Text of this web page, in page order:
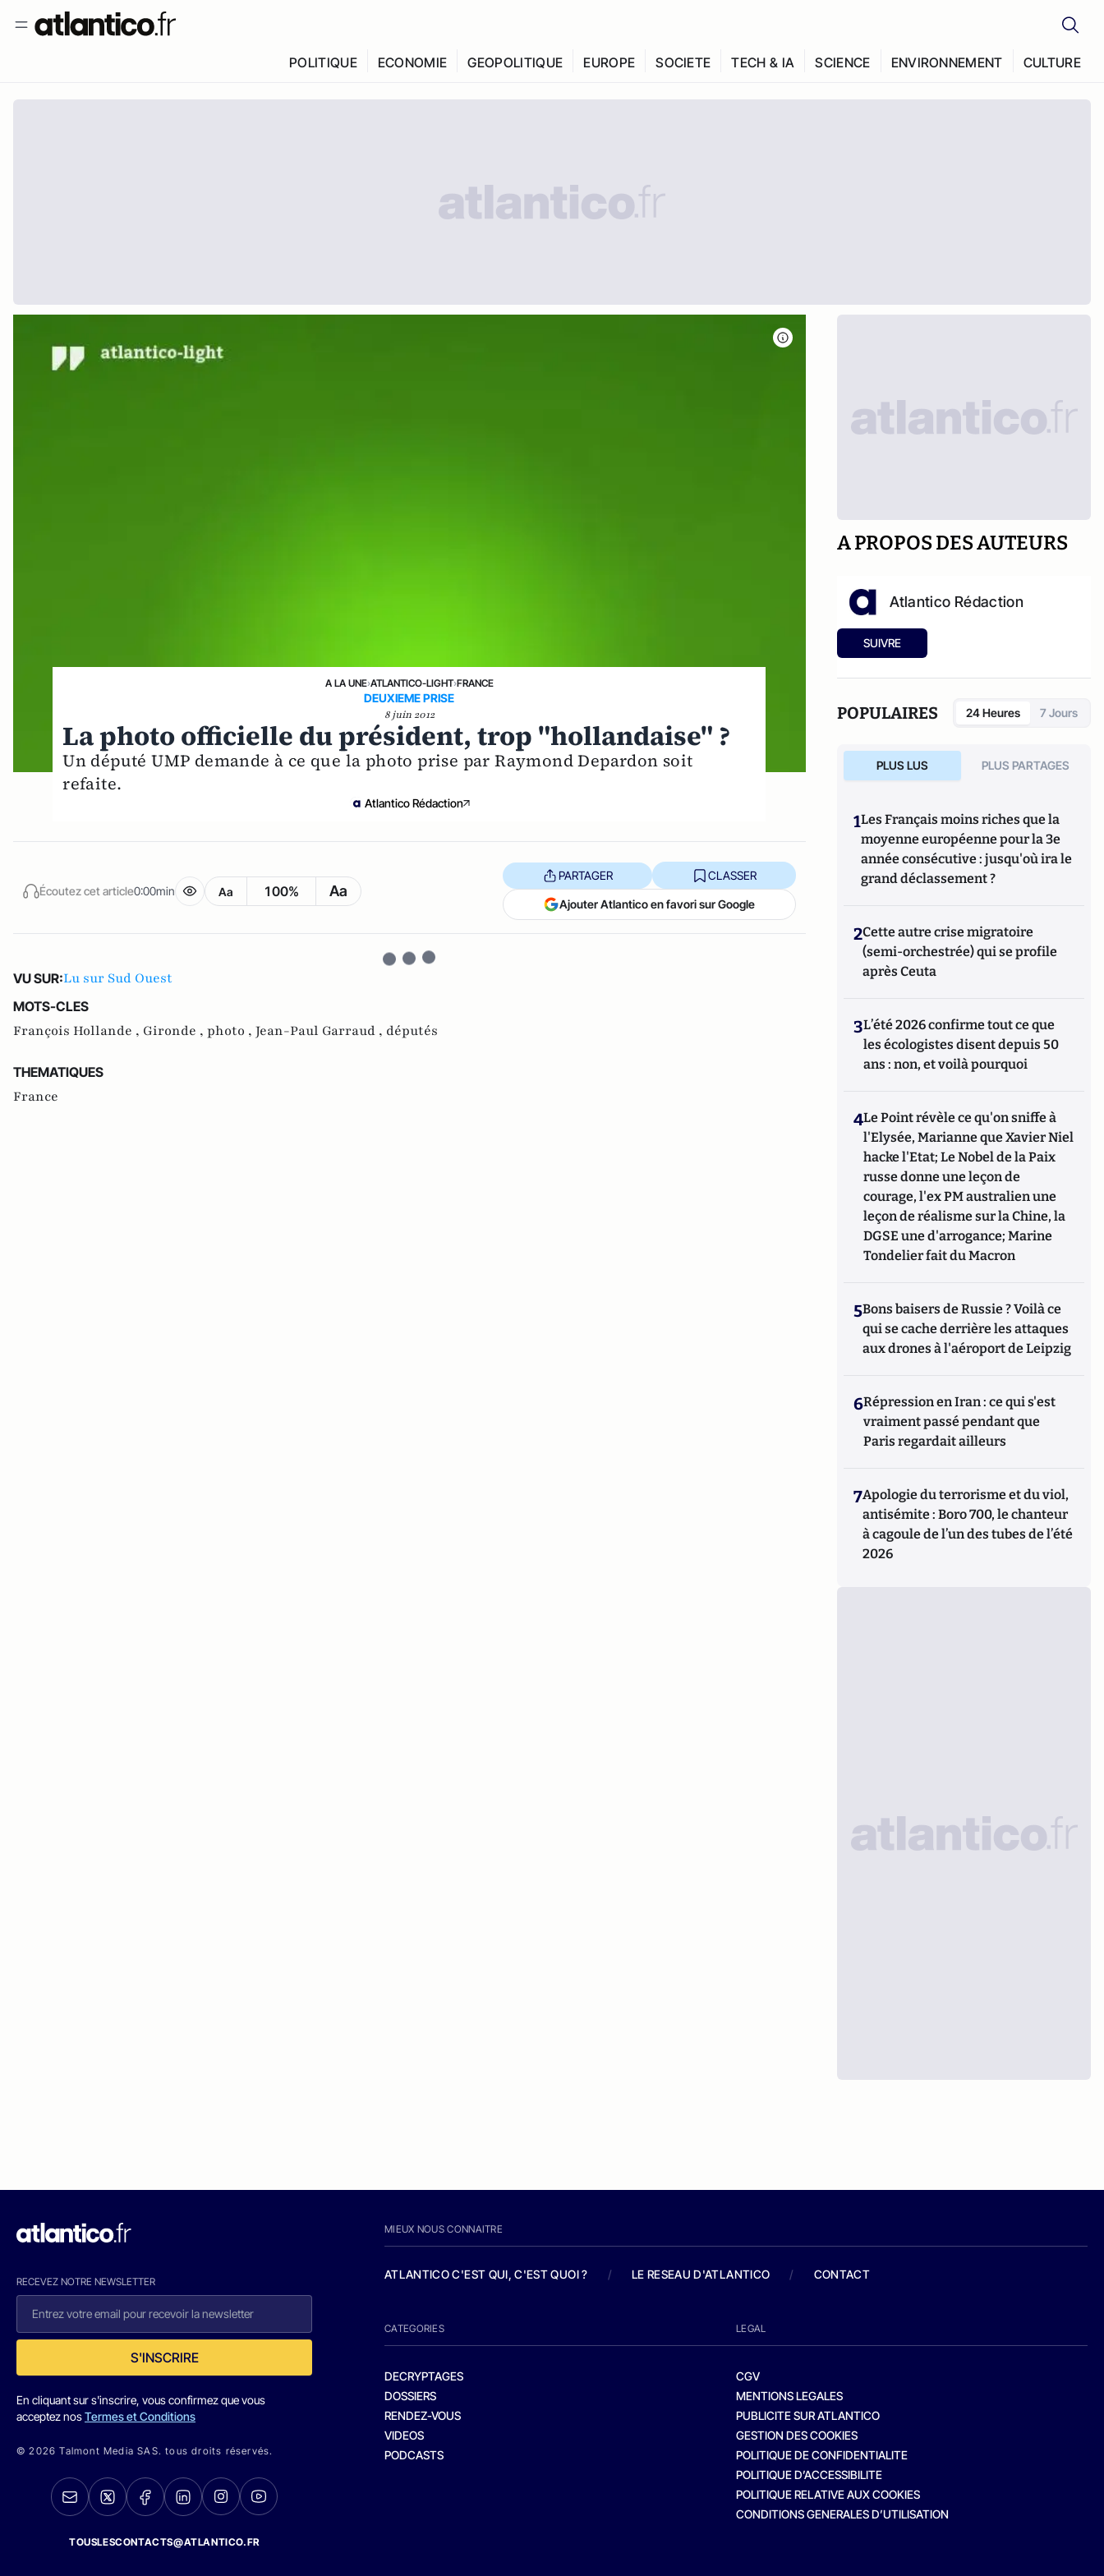
POLITIQUE ECONOMIE GEOPOLITIQUE EUROPE SOCIETE TECH & IA SCIENCE ENVIRONNEMENT CULTURE
A LA UNE›ATLANTICO-LIGHT›FRANCE
DEUXIEME PRISE
8 juin 2012
La photo officielle du président, trop "hollandaise" ?
Un député UMP demande à ce que la photo prise par Raymond Depardon soit
refaite.
Atlantico Rédaction
Écoutez cet article0:00min Aa 100% Aa
PARTAGER CLASSER
Ajouter Atlantico en favori sur Google
VU SUR:Lu sur Sud Ouest
MOTS-CLES
François Hollande , Gironde , photo , Jean-Paul Garraud , députés
THEMATIQUES
France
A PROPOS DES AUTEURS
Atlantico Rédaction
SUIVRE
POPULAIRES 24 Heures 7 Jours
PLUS LUS PLUS PARTAGES
1Les Français moins riches que la
moyenne européenne pour la 3e
année consécutive : jusqu'où ira le
grand déclassement ?
2Cette autre crise migratoire
(semi-orchestrée) qui se profile
après Ceuta
3L’été 2026 confirme tout ce que
les écologistes disent depuis 50
ans : non, et voilà pourquoi
4Le Point révèle ce qu'on sniffe à
l'Elysée, Marianne que Xavier Niel
hacke l'Etat; Le Nobel de la Paix
russe donne une leçon de
courage, l'ex PM australien une
leçon de réalisme sur la Chine, la
DGSE une d'arrogance; Marine
Tondelier fait du Macron
5Bons baisers de Russie ? Voilà ce
qui se cache derrière les attaques
aux drones à l'aéroport de Leipzig
6Répression en Iran : ce qui s'est
vraiment passé pendant que
Paris regardait ailleurs
7Apologie du terrorisme et du viol,
antisémite : Boro 700, le chanteur
à cagoule de l’un des tubes de l’été
2026
RECEVEZ NOTRE NEWSLETTER
S'INSCRIRE
En cliquant sur s'inscrire, vous confirmez que vous
acceptez nosTermes et Conditions
© 2026 Talmont Media SAS. tous droits réservés.
TOUSLESCONTACTS@ATLANTICO.FR
MIEUX NOUS CONNAITRE
ATLANTICO C'EST QUI, C'EST QUOI ? / LE RESEAU D'ATLANTICO / CONTACT
CATEGORIES
DECRYPTAGES
DOSSIERS
RENDEZ-VOUS
VIDEOS
PODCASTS
LEGAL
CGV
MENTIONS LEGALES
PUBLICITE SUR ATLANTICO
GESTION DES COOKIES
POLITIQUE DE CONFIDENTIALITE
POLITIQUE D’ACCESSIBILITE
POLITIQUE RELATIVE AUX COOKIES
CONDITIONS GENERALES D’UTILISATION